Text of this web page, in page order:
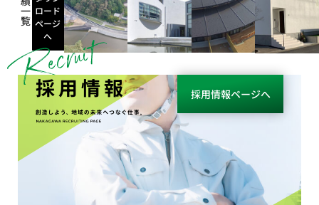
一
覧
ロード
ページ
へ
採用情報 採用情報ページへ